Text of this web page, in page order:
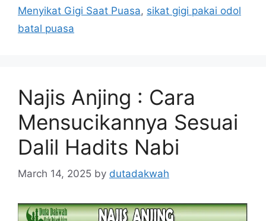
Menyikat Gigi Saat Puasa, sikat gigi pakai odol
batal puasa
Najis Anjing : Cara
Mensucikannya Sesuai
Dalil Hadits Nabi
March 14, 2025 by dutadakwah